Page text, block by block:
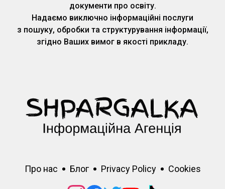
документи про освіту.
Надаємо виключно інформаційні послуги
з пошуку, обробки та структурування інформації,
згідно Ваших вимог в якості прикладу.
Про нас Блог Privacy Policy Cookies